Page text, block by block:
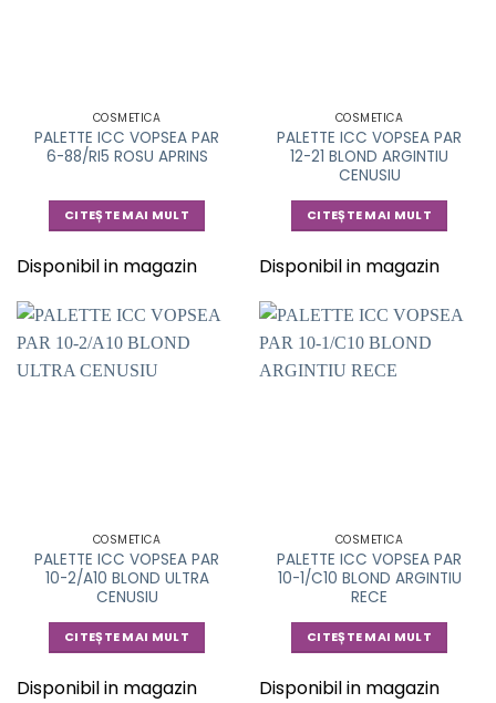
COSMETICA
PALETTE ICC VOPSEA PAR
6-88/RI5 ROSU APRINS
CITEȘTE MAI MULT
Disponibil in magazin
COSMETICA
PALETTE ICC VOPSEA PAR
12-21 BLOND ARGINTIU
CENUSIU
CITEȘTE MAI MULT
Disponibil in magazin
COSMETICA
PALETTE ICC VOPSEA PAR
10-2/A10 BLOND ULTRA
CENUSIU
CITEȘTE MAI MULT
Disponibil in magazin
COSMETICA
PALETTE ICC VOPSEA PAR
10-1/C10 BLOND ARGINTIU
RECE
CITEȘTE MAI MULT
Disponibil in magazin